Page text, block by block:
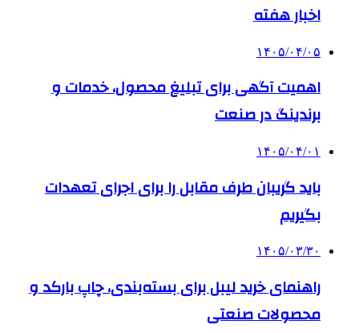
اخبار هفته
۱۴۰۵/۰۴/۰۵
اهمیت آگهی برای تبلیغ محصول، خدمات و
برندینگ در صنعت
۱۴۰۵/۰۴/۰۱
باید گریبان طرف مقابل را برای اجرای تعهدات
بگیریم
۱۴۰۵/۰۳/۳۰
راهنمای خرید لیبل برای بسته‌بندی، چاپ بارکد و
محصولات صنعتی